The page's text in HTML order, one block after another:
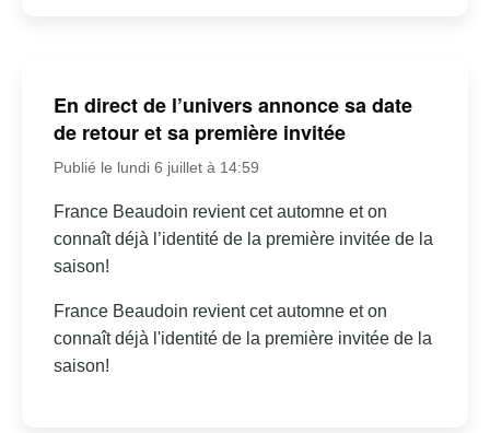
En direct de l’univers annonce sa date
de retour et sa première invitée
Publié le lundi 6 juillet à 14:59
France Beaudoin revient cet automne et on
connaît déjà l’identité de la première invitée de la
saison!
France Beaudoin revient cet automne et on
connaît déjà l'identité de la première invitée de la
saison!